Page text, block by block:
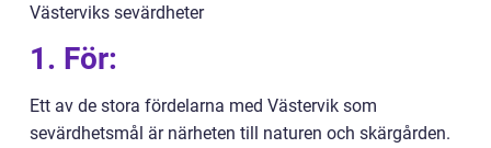
Västerviks sevärdheter
1. För:
Ett av de stora fördelarna med Västervik som
sevärdhetsmål är närheten till naturen och skärgården.